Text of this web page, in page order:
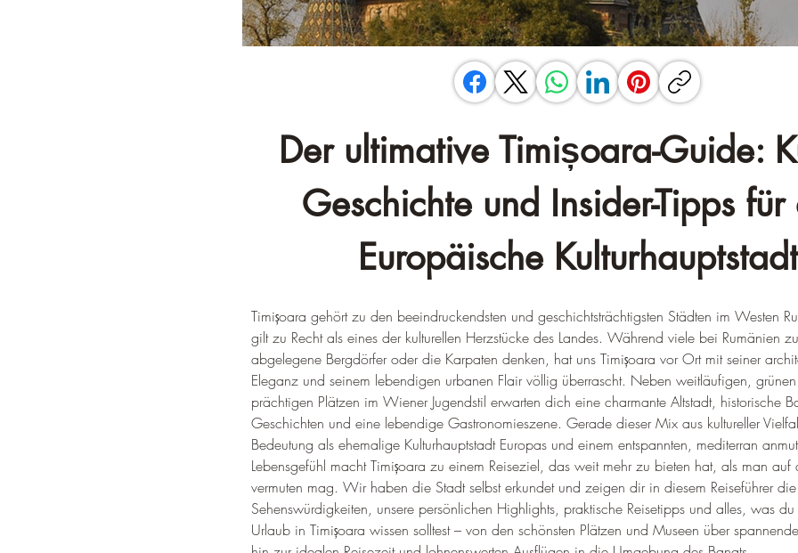
Der ultimative Timișoara-Guide:
Geschichte und Insider-Tipps
Europäische Kulturhauptstadt
Timișoara gehört zu den beeindruckendsten und geschichtsträchtigsten Städten im Westen
gilt zu Recht als eines der kulturellen Herzstücke des Landes. Während viele bei Rumänien
abgelegene Bergdörfer oder die Karpaten denken, hat uns Timișoara vor Ort mit seiner
Eleganz und seinem lebendigen urbanen Flair völlig überrascht. Neben weitläufigen, grünen
prächtigen Plätzen im Wiener Jugendstil erwarten dich eine charmante Altstadt, historische
Geschichten und eine lebendige Gastronomieszene. Gerade dieser Mix aus kultureller
Bedeutung als ehemalige Kulturhauptstadt Europas und einem entspannten, mediterran
Lebensgefühl macht Timișoara zu einem Reiseziel, das weit mehr zu bieten hat, als man auf
vermuten mag. Wir haben die Stadt selbst erkundet und zeigen dir in diesem Reiseführer die
Sehenswürdigkeiten, unsere persönlichen Highlights, praktische Reisetipps und alles, was
Urlaub in Timișoara wissen solltest – von den schönsten Plätzen und Museen über